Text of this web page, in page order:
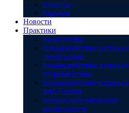
Клиенты
Карьера
Новости
Практики
Банкротство
Взаимодействие и споры с
госорганами
Взаимодействие и споры с
потребителями
Взаимодействие и споры с
ФАС России
Внешнеэкономическая
деятельность